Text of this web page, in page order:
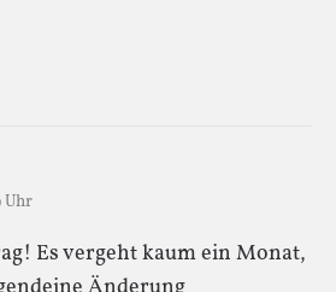
Uhr
Es vergeht kaum ein Monat,